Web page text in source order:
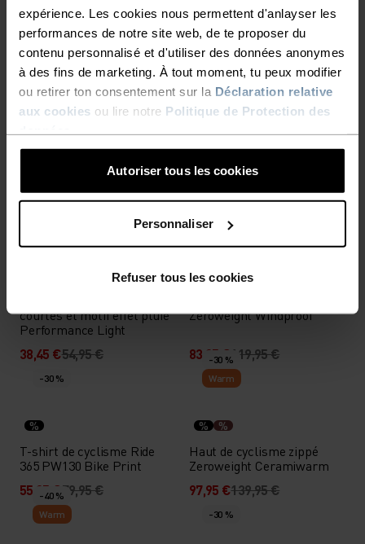
expérience. Les cookies nous permettent d'anlayser les
performances de notre site web, de te proposer du
contenu personnalisé et d'utiliser des données anonymes
à des fins de marketing. À tout moment, tu peux modifier
ou retirer ton consentement sur la Déclaration relative
aux cookies ou lire notre Politique de Protection des
Autoriser tous les cookies
Personnaliser
Refuser tous les cookies
T-shirt de cyclisme
Zeroweight Mérinos zippé
97,95 €139,95 €
Sous-vêtement technique
Zeroweight Windproof
Warm haut
62,95 €89,95 €
-30 %
Chill-Tec
%
T-shirt de cyclisme
Zeroweight Pro Print zippé
94,45 €134,95 €
-30 %
% %
T-shirt de cyclisme Ride
365 PW130 Bike Print
55,95 €79,95 €
courtes et motif effet pluie
Performance Light
38,45 €54,95 €
-30 %
%
Zeroweight Windproof
83,95 €119,95 €
-30 %
%
T-shirt de cyclisme Ride
365 PW130 Bike Print
55,95 €79,95 €
-30 %
Warm
% %
Haut de cyclisme zippé
Zeroweight Ceramiwarm
97,95 €139,95 €
-40 %
Warm
-30 %